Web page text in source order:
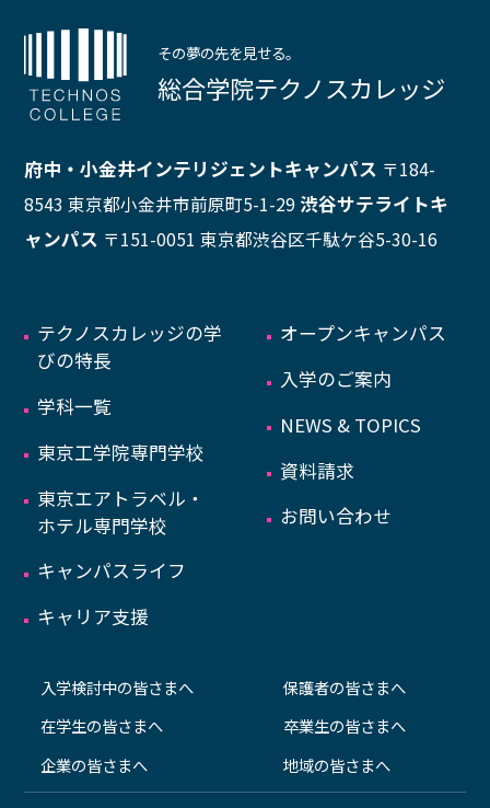
その夢の先を見せる。
総合学院テクノスカレッジ
府中・小金井インテリジェントキャンパス 〒184-
8543 東京都小金井市前原町5-1-29 渋谷サテライトキ
ャンパス 〒151-0051 東京都渋谷区千駄ケ谷5-30-16
テクノスカレッジの学
びの特長
学科一覧
東京工学院専門学校
東京エアトラベル・
ホテル専門学校
キャンパスライフ
キャリア支援
オープンキャンパス
入学のご案内
NEWS & TOPICS
資料請求
お問い合わせ
入学検討中の皆さまへ
在学生の皆さまへ
企業の皆さまへ
保護者の皆さまへ
卒業生の皆さまへ
地域の皆さまへ